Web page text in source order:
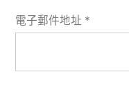
電子郵件地址 *